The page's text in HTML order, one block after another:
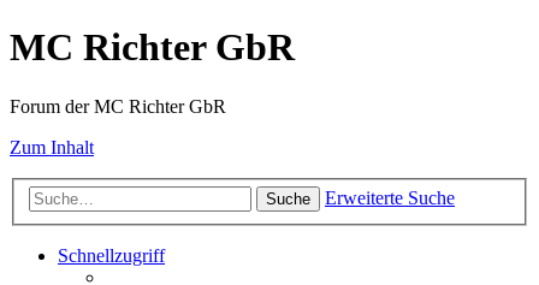
MC Richter GbR
Forum der MC Richter GbR
Zum Inhalt
Suche Erweiterte Suche
Schnellzugriff